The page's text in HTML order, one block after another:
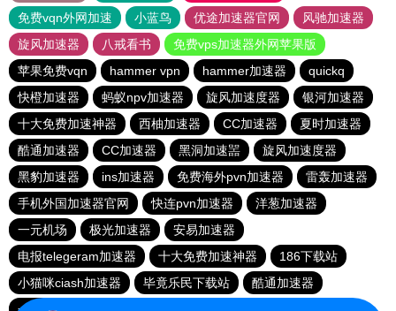
免费vqn外网加速
小蓝鸟 优途加速器官网
风驰加速器
旋风加速器
八戒看书
免费vps加速器外网苹果版
苹果免费vqn
hammer vpn hammer加速器
quickq
快橙加速器
蚂蚁npv加速器 旋风加速度器
银河加速器
十大免费加速神器
西柚加速器 CC加速器
夏时加速器
酷通加速器
CC加速器 黑洞加速噐
旋风加速度器
黑豹加速器
ins加速器 免费海外pvn加速器
雷轰加速器
手机外国加速器官网
快连pvn加速器
洋葱加速器
一元机场
极光加速器
安易加速器
电报telegeram加速器
十大免费加速神器
186下载站
小猫咪ciash加速器
毕竟乐民下载站
酷通加速器